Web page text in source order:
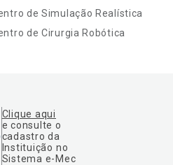
de Simulação Realística
de Cirurgia Robótica
Clique aqui
e consulte o
cadastro da
Instituição no
Sistema e-Mec